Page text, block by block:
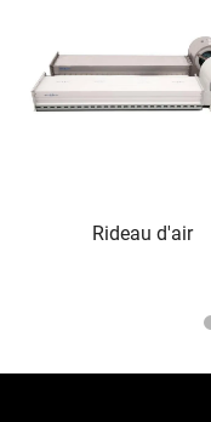
Rideau d'air